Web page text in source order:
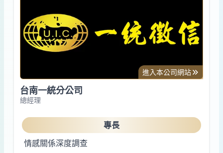
專長
情感關係深度調查
進入本公司網站
台南一統分公司
總經理